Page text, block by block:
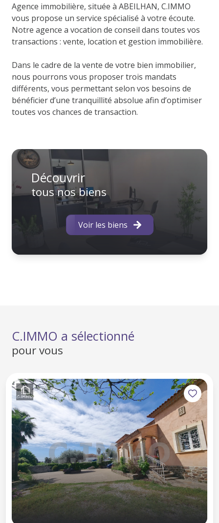
Découvrir
tous nos biens
Voir les biens
Agence immobilière, située à ABEILHAN, C.IMMO
vous propose un service spécialisé à votre écoute.
Notre agence a vocation de conseil dans toutes vos
transactions : vente, location et gestion immobilière.
Dans le cadre de la vente de votre bien immobilier,
nous pourrons vous proposer trois mandats
différents, vous permettant selon vos besoins de
bénéficier d’une tranquillité absolue afin d’optimiser
toutes vos chances de transaction.
C.IMMO a sélectionné
pour vous